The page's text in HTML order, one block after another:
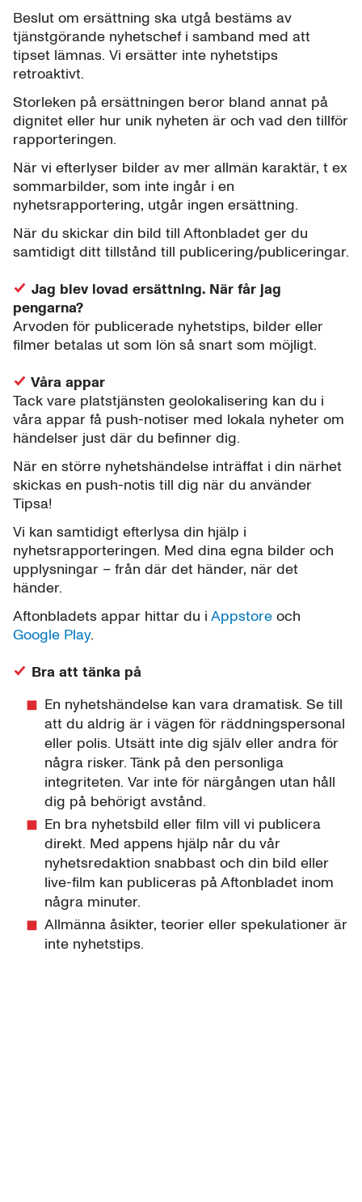
Beslut om ersättning ska utgå bestäms av
tjänstgörande nyhetschef i samband med att
tipset lämnas. Vi ersätter inte nyhetstips
retroaktivt.
Storleken på ersättningen beror bland annat på
dignitet eller hur unik nyheten är och vad den tillför
rapporteringen.
När vi efterlyser bilder av mer allmän karaktär, t ex
sommarbilder, som inte ingår i en
nyhetsrapportering, utgår ingen ersättning.
När du skickar din bild till Aftonbladet ger du
samtidigt ditt tillstånd till publicering/publiceringar.
Jag blev lovad ersättning. När får jag
pengarna?
Arvoden för publicerade nyhetstips, bilder eller
filmer betalas ut som lön så snart som möjligt.
Våra appar
Tack vare platstjänsten geolokalisering kan du i
våra appar få push-notiser med lokala nyheter om
händelser just där du befinner dig.
När en större nyhetshändelse inträffat i din närhet
skickas en push-notis till dig när du använder
Tipsa!
Vi kan samtidigt efterlysa din hjälp i
nyhetsrapporteringen. Med dina egna bilder och
upplysningar – från där det händer, när det
händer.
Aftonbladets appar hittar du i Appstore och
Google Play.
Bra att tänka på
En nyhetshändelse kan vara dramatisk. Se till
att du aldrig är i vägen för räddningspersonal
eller polis. Utsätt inte dig själv eller andra för
några risker. Tänk på den personliga
integriteten. Var inte för närgången utan håll
dig på behörigt avstånd.
En bra nyhetsbild eller film vill vi publicera
direkt. Med appens hjälp når du vår
nyhetsredaktion snabbast och din bild eller
live-film kan publiceras på Aftonbladet inom
några minuter.
Allmänna åsikter, teorier eller spekulationer är
inte nyhetstips.